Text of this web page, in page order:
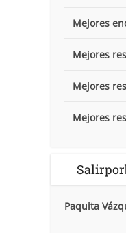
Mejores
Mejores
Mejores
Mejores
Paquita